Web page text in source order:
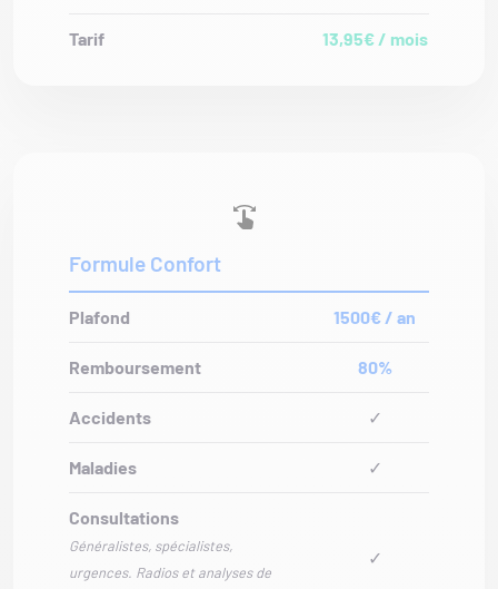
Tarif 13,95€ / mois
Formule Confort
Plafond 1500€ / an
Remboursement 80%
Accidents ✓
Maladies ✓
Consultations
Généralistes, spécialistes,
urgences. Radios et analyses de
✓